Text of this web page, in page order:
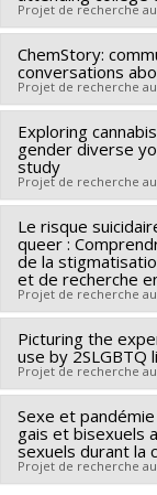
recherche
Funding sources:
Canada
Grant programs:
Projet de recherche au
Lead researcher :
Co-researchers :
Geneviève
Funding sources:
humaines du
Grant programs:
développement
ChemStory:
conversations
Projet de recherche au
Lead researcher :
Co-researchers :
Jorge Florès-
Travis Salway ,
Funding sources:
Canada
Grant programs:
Exploring
gender diverse
study
Projet de recherche au
Lead researcher :
Co-researchers :
Robert-Paul
Funding sources:
Canada
Grant programs:
Le risque
queer :
de la
et de recherche
Projet de recherche au
Lead researcher :
Co-researchers :
Funding sources:
Services sociaux
Grant programs:
Picturing the
use by 2SLGBTQ
Projet de recherche au
Funding sources:
Canada
Grant programs:
Sexe et
gais et bisexuels
sexuels durant la
Projet de recherche au